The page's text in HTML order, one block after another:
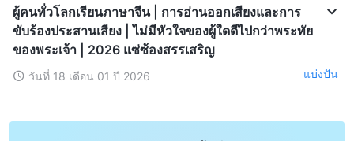
ผู้คนทั่วโลกเรียนภาษาจีน | การอ่านออกเสียงและการ
ขับร้องประสานเสียง | ไม่มีหัวใจของผู้ใดดีไปกว่าพระทัย
ของพระเจ้า | 2026 แซ่ซ้องสรรเสริญ
วันที่ 18 เดือน 01 ปี 2026 แบ่งปัน